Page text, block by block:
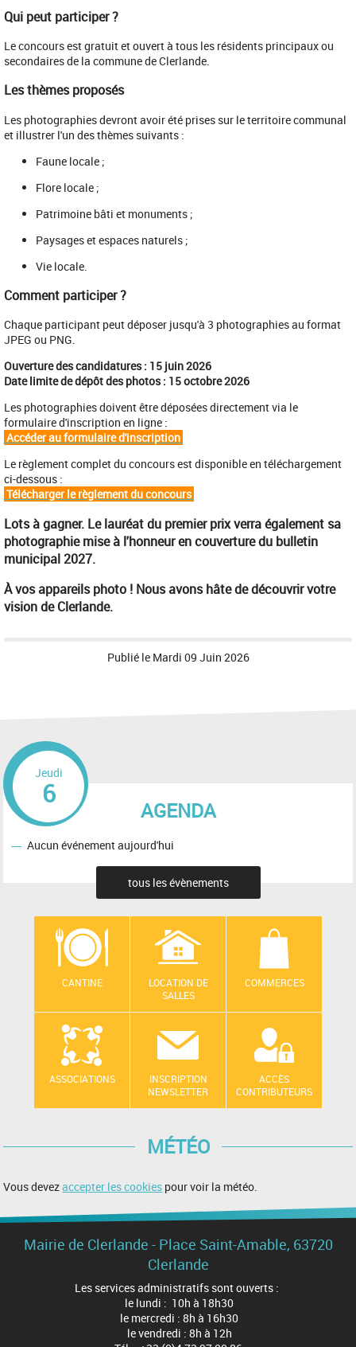
Qui peut participer ?
Le concours est gratuit et ouvert à tous les résidents principaux ou
secondaires de la commune de Clerlande.
Les thèmes proposés
Les photographies devront avoir été prises sur le territoire communal
et illustrer l'un des thèmes suivants :
Faune locale ;
Flore locale ;
Patrimoine bâti et monuments ;
Paysages et espaces naturels ;
Vie locale.
Comment participer ?
Chaque participant peut déposer jusqu'à 3 photographies au format
JPEG ou PNG.
Ouverture des candidatures : 15 juin 2026
Date limite de dépôt des photos : 15 octobre 2026
Les photographies doivent être déposées directement via le
formulaire d'inscription en ligne :
Accéder au formulaire d'inscription
Le règlement complet du concours est disponible en téléchargement
ci-dessous :
Télécharger le règlement du concours
Lots à gagner. Le lauréat du premier prix verra également sa
photographie mise à l'honneur en couverture du bulletin
municipal 2027.
À vos appareils photo ! Nous avons hâte de découvrir votre
vision de Clerlande.
Publié le Mardi 09 Juin 2026
AGENDA
Jeudi
6
Aucun événement aujourd'hui
tous les évènements
CANTINE
LOCATION DE
SALLES
COMMERCES
ASSOCIATIONS
INSCRIPTION
NEWSLETTER
ACCÈS
CONTRIBUTEURS
MÉTÉO
Vous devezaccepter les cookies pour voir la météo.
Mairie de Clerlande - Place Saint-Amable, 63720
Clerlande
Les services administratifs sont ouverts :
le lundi : 10h à 18h30
le mercredi : 8h à 16h30
le vendredi : 8h à 12h